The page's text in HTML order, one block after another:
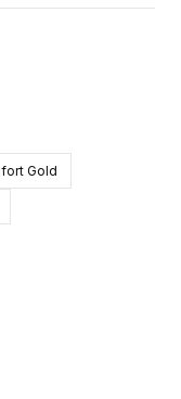
Gold